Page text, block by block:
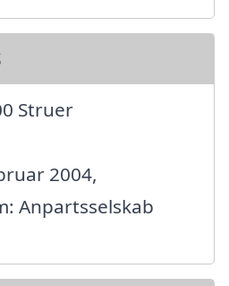
Struer
2004,
Anpartsselskab